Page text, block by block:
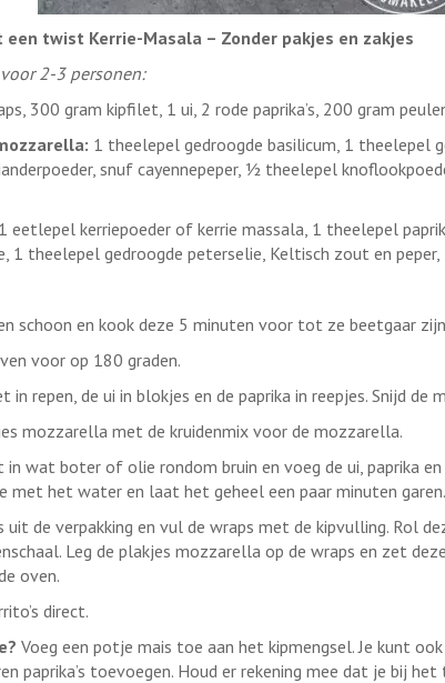
een twist Kerrie-Masala – Zonder pakjes en zakjes
2-3 personen:
300 gram kipfilet, 1 ui, 2 rode paprika’s, 200 gram
1 theelepel gedroogde basilicum, 1 theelepel
snuf cayennepeper, ½ theelepel
1 eetlepel kerriepoeder of kerrie massala, 1 theelepel
1 theelepel gedroogde peterselie, Keltisch zout en
schoon en kook deze 5 minuten voor tot ze beetgaar
voor op 180 graden.
in repen, de ui in blokjes en de paprika in reepjes. Snijd de
mozzarella met de kruidenmix voor de mozzarella.
in wat boter of olie rondom bruin en voeg de ui, paprika
met het water en laat het geheel een paar minuten garen.
uit de verpakking en vul de wraps met de kipvulling. Rol
Leg de plakjes mozzarella op de wraps en zet
oven.
direct.
Voeg een potje mais toe aan het kipmengsel. Je kunt
paprika’s toevoegen. Houd er rekening mee dat je bij